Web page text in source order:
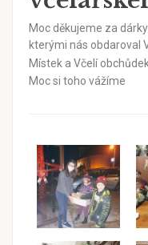
Moc děkujeme za
kterými nás obdaroval
Místek a Včelí
Moc si toho vážíme